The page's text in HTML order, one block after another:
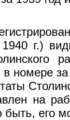
г.)
в номере
на
быть, его